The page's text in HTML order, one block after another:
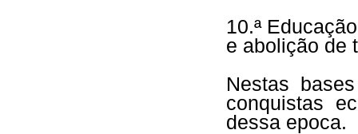
10.ª
e abolição de
Nestas
conquistas
dessa epoca.